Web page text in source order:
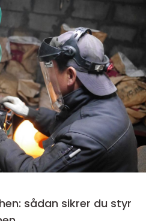
sådan sikrer du styr